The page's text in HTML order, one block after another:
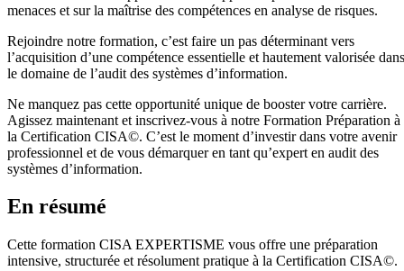
menaces et sur la maîtrise des compétences en analyse de risques.
Rejoindre notre formation, c’est faire un pas déterminant vers
l’acquisition d’une compétence essentielle et hautement valorisée dans
le domaine de l’audit des systèmes d’information.
Ne manquez pas cette opportunité unique de booster votre carrière.
Agissez maintenant et inscrivez-vous à notre Formation Préparation à
la Certification CISA©. C’est le moment d’investir dans votre avenir
professionnel et de vous démarquer en tant qu’expert en audit des
systèmes d’information.
En résumé
Cette formation CISA EXPERTISME vous offre une préparation
intensive, structurée et résolument pratique à la Certification CISA©.